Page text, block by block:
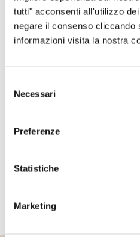
tutti" acconsenti all'utilizzo
negare il consenso cliccando
informazioni visita la nostra
delNecessari
Preferenze
Statistiche
Marketing
Questo sito è protetto da
Privacy Policye ai Termini di
commento.
Avvertimi via email alla